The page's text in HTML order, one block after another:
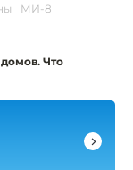
МИ-8
Что